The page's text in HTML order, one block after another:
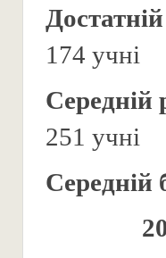
174 учні
Середній
251 учні
Середній